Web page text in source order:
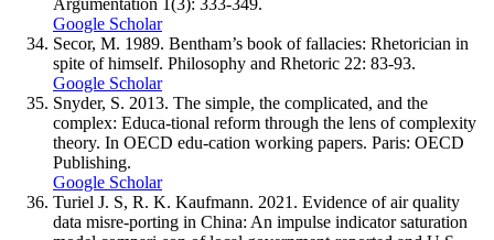
Argumentation 1(3): 333-349.
Google Scholar
Secor, M. 1989. Bentham’s book of fallacies: Rhetorician in
spite of himself. Philosophy and Rhetoric 22: 83-93.
Google Scholar
Snyder, S. 2013. The simple, the complicated, and the
complex: Educa-tional reform through the lens of complexity
theory. In OECD edu-cation working papers. Paris: OECD
Publishing.
Google Scholar
Turiel J. S, R. K. Kaufmann. 2021. Evidence of air quality
data misre-porting in China: An impulse indicator saturation